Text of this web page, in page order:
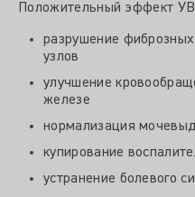
Положительный эффект
разрушение
узлов
улучшение
железе
нормализация
купирование
устранение болевого